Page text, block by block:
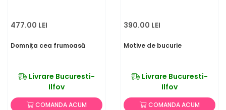
477.00 LEI
Domnița cea frumoasă
Livrare Bucuresti-
Ilfov
COMANDA ACUM
390.00 LEI
Motive de bucurie
Livrare Bucuresti-
Ilfov
COMANDA ACUM